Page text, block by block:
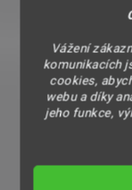
Vážení
komunikacích
cookies,
webu a díky
jeho funkce,